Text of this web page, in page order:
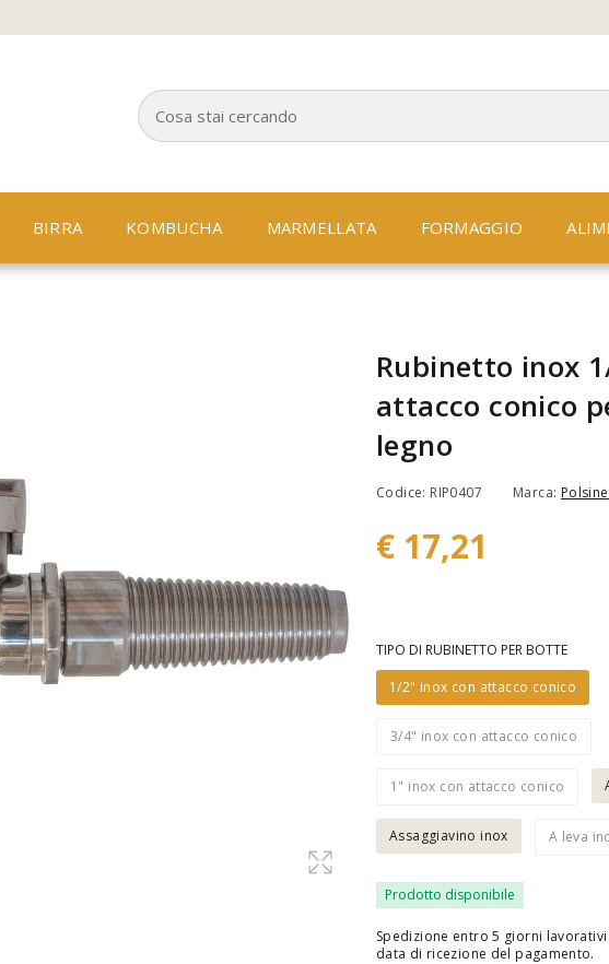
BIRRA KOMBUCHA MARMELLATA FORMAGGIO
Rubinetto inox
attacco conico
legno
Codice: RIP0407 Marca:
€ 17,21
TIPO DI RUBINETTO PER BOTTE
1/2" inox con attacco conico
3/4" inox con attacco conico
1" inox con attacco conico
Assaggiavino inox A leva
Prodotto disponibile
Spedizione entro 5 giorni
data di ricezione del pagamento.